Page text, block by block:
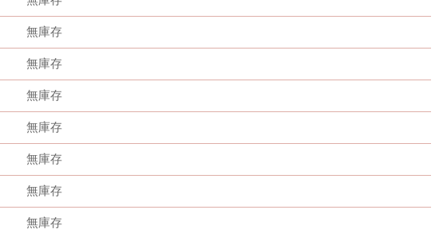
無庫存
無庫存
無庫存
無庫存
無庫存
無庫存
無庫存